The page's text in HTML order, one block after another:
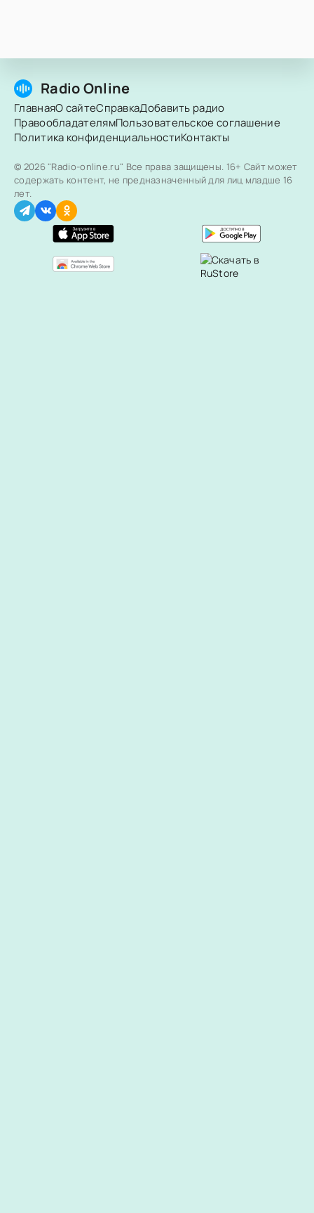
Radio Online
ГлавнаяО сайтеСправкаДобавить радио
ПравообладателямПользовательское соглашение
Политика конфиденциальностиКонтакты
© 2026 "Radio-online.ru" Все права защищены. 16+ Сайт может
содержать контент, не предназначенный для лиц младше 16
лет.